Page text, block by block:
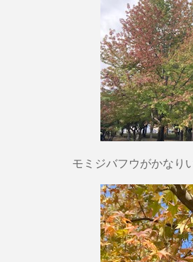
モミジバフウがかなり